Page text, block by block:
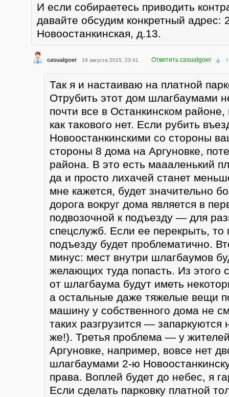
И если собираетесь приводить
давайте обсудим конкретный адрес:
Новоостанкинская, д.13.
casualgoer 19 августа 2015, 23:41 Ответить casualgoer ↑
Так я и настаиваю на платной
Отрубить этот дом шлагбаумами
почти все в Останкинском районе,
как такового нет. Если рубить
Новоостанкинскими со стороны
стороны 8 дома на Аргуновке,
района. В это есть маааленький
да и просто лихачей станет
мне кажется, будет значительно
дорога вокруг дома является в
подвозочной к подъезду — для
спецслужб. Если ее перекрыть, то
подъезду будет проблематично.
минус: мест внутри шлагбаумов
желающих туда попасть. Из этого
от шлагбаума будут иметь
а остальные даже тяжелые вещи
машину у собственного дома не
таких разгрузится —
же!). Третья проблема — у
Аргуновке, например, вовсе нет
шлагбаумами 2-ю
права. Воплей будет до небес, я
Если сделать парковку платной